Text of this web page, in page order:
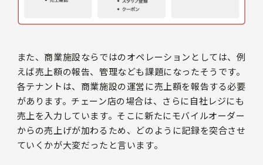
また、商業施設ならではのオペレーションとしては、例
えば売上額の報告、管理なども課題になったそうです。
各テナントは、商業施設の運営に売上額を報告する必要
があります。チェーン店の場合は、さらに自社レジにも
売上を入力しています。そこに新たにモバイルオーダー
からの売上げが加わるため、どのように記録を突合させ
ていくかが大変だったと言います。